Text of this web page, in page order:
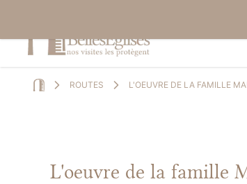
ROUTES L'OEUVRE DE LA FAMILLE
L'oeuvre de la famille